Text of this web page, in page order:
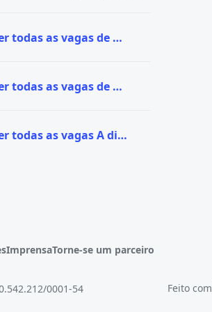
Ver todas as vagas de Graduação na UNISUL
Ver todas as vagas de Pós-graduação na UNISUL
Ver todas as vagas A distância (EaD) na UNISUL
ImprensaTorne-se um parceiro
0001-54 Feito com